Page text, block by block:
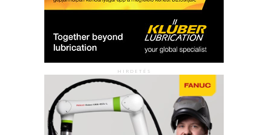
HIRDETÉS